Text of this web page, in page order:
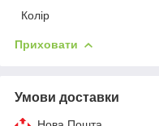
Колір
Приховати
Умови доставки